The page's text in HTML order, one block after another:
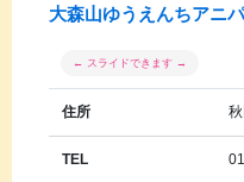
大森山ゆうえんちアニパ
住所
TEL